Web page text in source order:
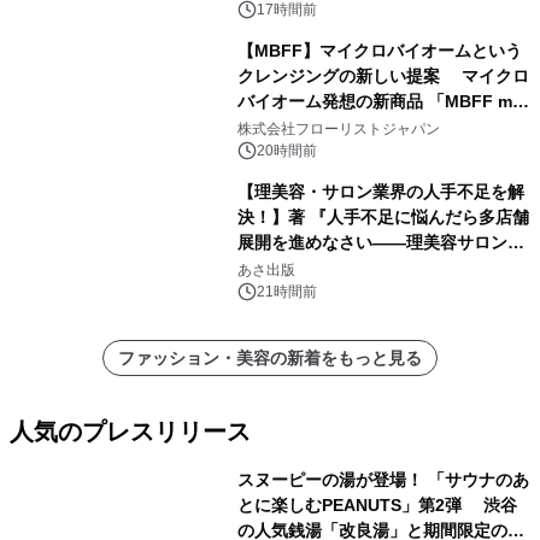
17時間前
【MBFF】マイクロバイオームという
クレンジングの新しい提案 マイクロ
バイオーム発想の新商品 「MBFF mb
クレンジングPRO」を2026年8月6日
発売
株式会社フローリストジャパン
20時間前
【理美容・サロン業界の人手不足を解
決！】著 『人手不足に悩んだら多店舗
展開を進めなさい――理美容サロン
「多店舗展開」の教科書』2026年8月
24日（月）発売
あさ出版
21時間前
ファッション・美容の新着をもっと見る
人気のプレスリリース
スヌーピーの湯が登場！ 「サウナのあ
とに楽しむPEANUTS」第2弾 渋谷
の人気銭湯「改良湯」と期間限定のコ